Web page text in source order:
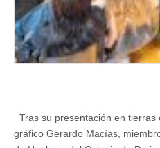
Tras su presentación en tierras
gráfico Gerardo Macías,